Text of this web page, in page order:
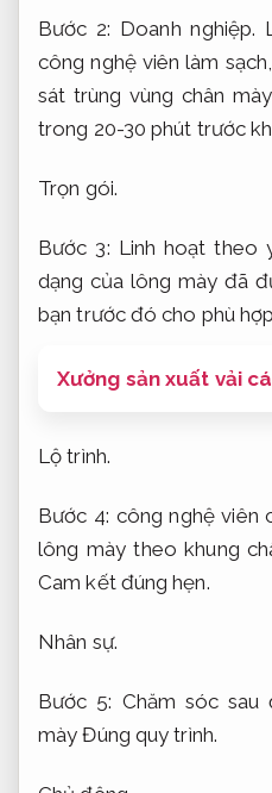
Bước 2: Doanh nghiệp.
công nghệ viên làm sạch,
sát trùng vùng chân
trong 20-30 phút trước
Trọn gói.
Bước 3: Linh hoạt theo
dạng của lông mày đã
bạn trước đó cho phù
Xưởng sản xuất vải
Lộ trình.
Bước 4: công nghệ viên
lông mày theo khung
Cam kết đúng hẹn.
Nhân sự.
Bước 5: Chăm sóc sau
màyĐúng quy trình.